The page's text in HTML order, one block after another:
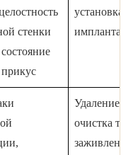
стенки
установка
имплантата
Удаление,
очистка
заживление,